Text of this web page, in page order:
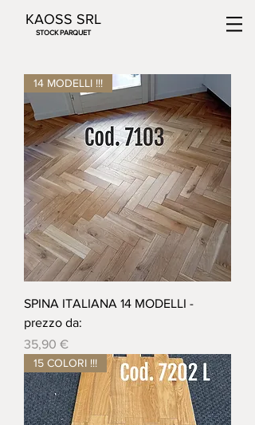
KAOSS SRL
STOCK PARQUET
14 MODELLI !!!
SPINA ITALIANA 14 MODELLI -
prezzo da:
Prezzo
35,90 €
15 COLORI !!!